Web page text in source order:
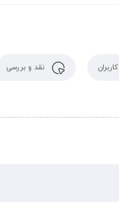
نقد و بررسی